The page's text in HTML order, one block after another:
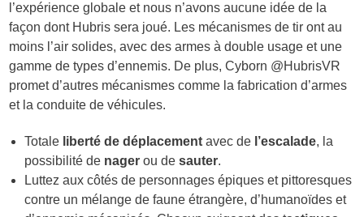
l’expérience globale et nous n’avons aucune idée de la
façon dont Hubris sera joué. Les mécanismes de tir ont au
moins l’air solides, avec des armes à double usage et une
gamme de types d’ennemis. De plus, Cyborn @HubrisVR
promet d’autres mécanismes comme la fabrication d’armes
et la conduite de véhicules.
Totale liberté de déplacement avec de l’escalade, la
possibilité de nager ou desauter.
Luttez aux côtés de personnages épiques et pittoresques
contre un mélange de faune étrangère, d’humanoïdes et